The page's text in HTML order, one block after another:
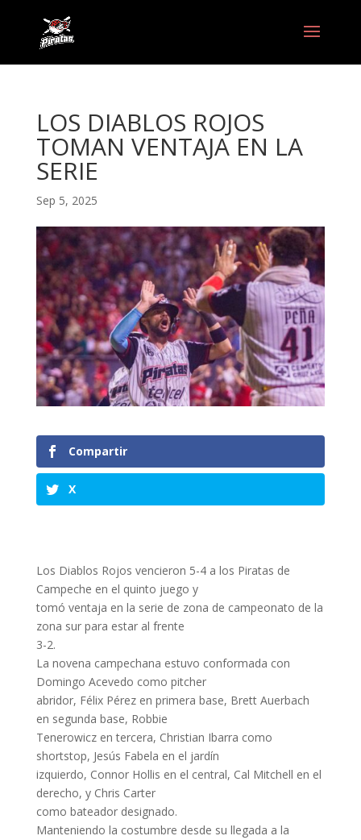
LOS DIABLOS ROJOS
TOMAN VENTAJA EN LA
SERIE
Sep 5, 2025
Compartir
X
Los Diablos Rojos vencieron 5-4 a los Piratas de
Campeche en el quinto juego y
tomó ventaja en la serie de zona de campeonato de la
zona sur para estar al frente
3-2.
La novena campechana estuvo conformada con
Domingo Acevedo como pitcher
abridor, Félix Pérez en primera base, Brett Auerbach
en segunda base, Robbie
Tenerowicz en tercera, Christian Ibarra como
shortstop, Jesús Fabela en el jardín
izquierdo, Connor Hollis en el central, Cal Mitchell en el
derecho, y Chris Carter
como bateador designado.
Manteniendo la costumbre desde su llegada a la